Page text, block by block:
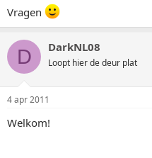
Vragen
D DarkNL08
Loopt hier de deur plat
4 apr 2011
Welkom!